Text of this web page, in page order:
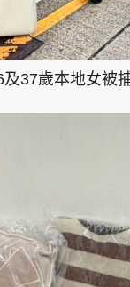
37歲本地女被